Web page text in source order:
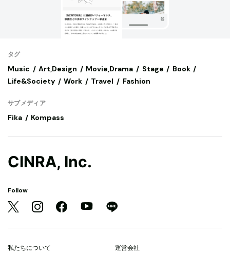
タグ
Music Art,Design Movie,Drama Stage
Book
Life&Society
Work Travel Fashion
サブメディア
Fika Kompass
CINRA, Inc.
Follow
私たちについて 運営会社